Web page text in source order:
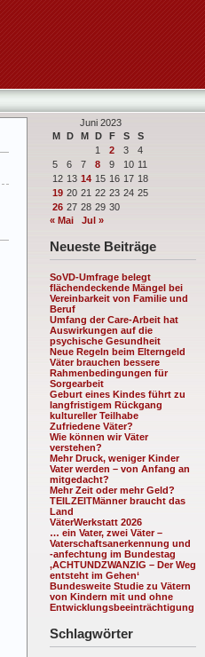
Juni 2023
M D M D F S
S
1
2 3
4
5
6 7 8 9 10 11
12 13 14 15 16 17 18
19 20 21 22 23 24 25
26 27 28 29 30
« Mai
Jul »
Neueste Beiträge
SoVD-Umfrage belegt
flächendeckende Mängel bei
Vereinbarkeit von Familie und
Beruf
Umfang der Care-Arbeit hat
Auswirkungen auf die
psychische Gesundheit
Neue Regeln beim Elterngeld
Väter brauchen bessere
Rahmenbedingungen für
Sorgearbeit
Geburt eines Kindes führt zu
langfristigem Rückgang
kultureller Teilhabe
Zufriedene Väter?
Wie können wir Väter
verstehen?
Mehr Druck, weniger Kinder
Vater werden – von Anfang an
mitgedacht?
Mehr Zeit oder mehr Geld?
TEILZEITMänner braucht das
Land
VäterWerkstatt 2026
… ein Vater, zwei Väter –
Vaterschaftsanerkennung und
-anfechtung im Bundestag
‚ACHTUNDZWANZIG – Der Weg
entsteht im Gehen‘
Bundesweite Studie zu Vätern
von Kindern mit und ohne
Entwicklungsbeeinträchtigung
Schlagwörter